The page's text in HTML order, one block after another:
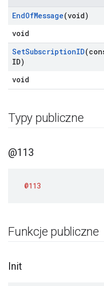
EndOfMessage(void)
void
SetSubscriptionID
ID)
void
Typy publiczne
@113
@113
Funkcje publiczne
Init